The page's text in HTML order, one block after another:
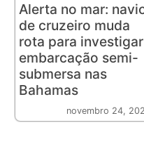
Alerta no mar:
de cruzeiro muda
rota para investigar
embarcação semi-
submersa nas
Bahamas
novembro 24,